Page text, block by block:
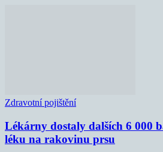
Zdravotní pojištění
Lékárny dostaly dalších 6 000
léku na rakovinu prsu